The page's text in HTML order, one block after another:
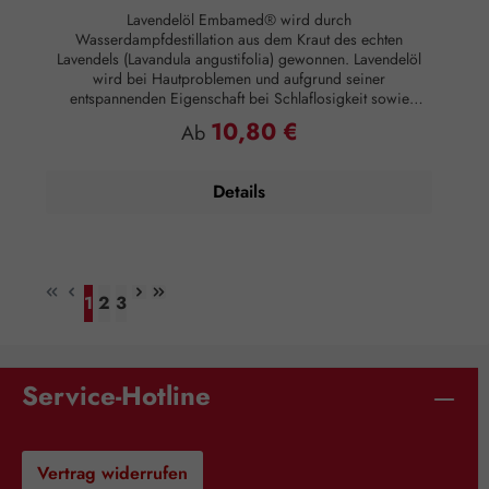
Lavendelöl Embamed® wird durch
Wasserdampfdestillation aus dem Kraut des echten
Lavendels (Lavandula angustifolia) gewonnen. Lavendelöl
wird bei Hautproblemen und aufgrund seiner
entspannenden Eigenschaft bei Schlaflosigkeit sowie
Anspannung eingesetzt. Duftnote: Herznote Duftprofil:
Kosmetikum zur Aromapflege der Haut
Regulärer Preis:
Ab 10,80 €
Details
Seite
1 2 3
Service-Hotline
Vertrag widerrufen